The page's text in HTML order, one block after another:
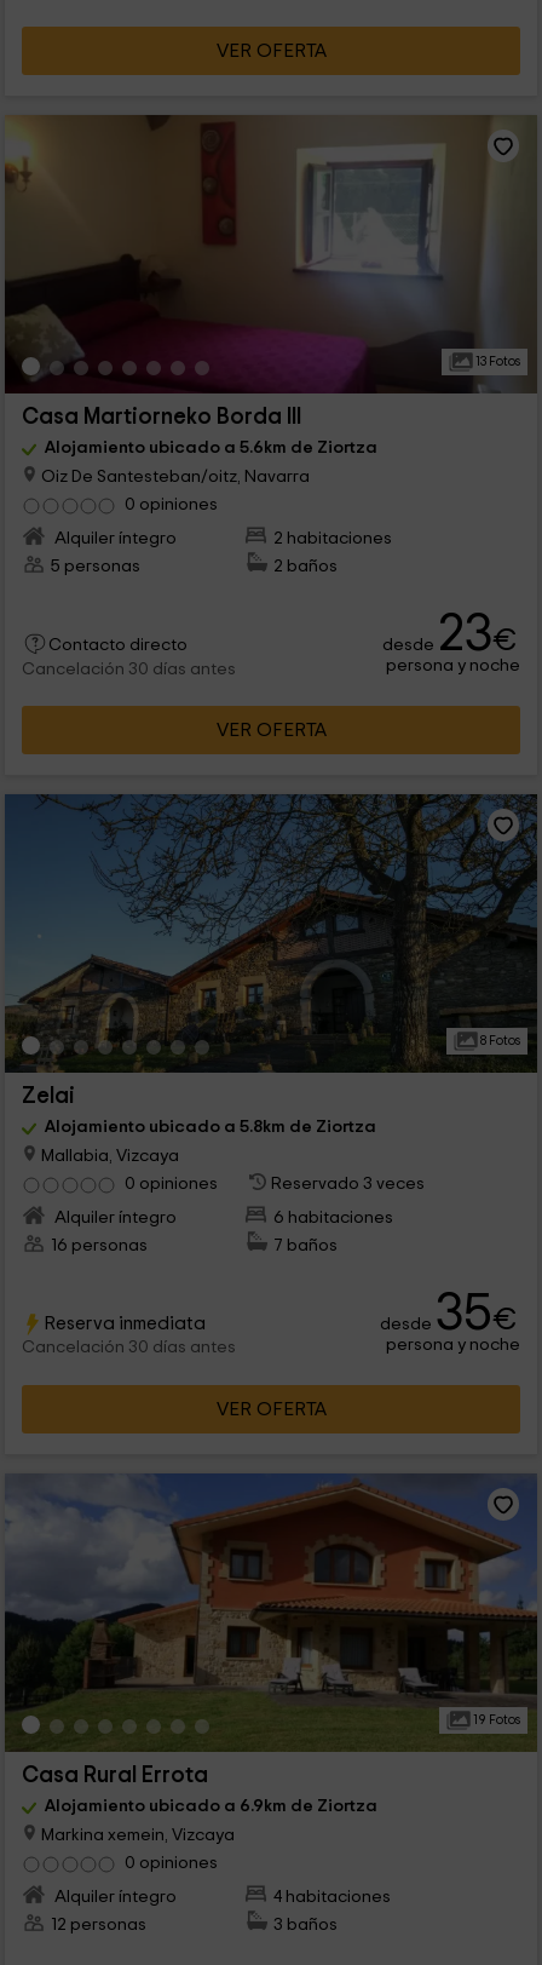
VER OFERTA
13 Fotos
Casa Martiorneko Borda III
Alojamiento ubicado a 5.6km de Ziortza
Oiz De Santesteban/oitz, Navarra
0 opiniones
Alquiler íntegro
2 habitaciones
5 personas
2 baños
Contacto directo
Cancelación 30 días antes
desde 23€
persona y noche
VER OFERTA
8 Fotos
Zelai
Alojamiento ubicado a 5.8km de Ziortza
Mallabia, Vizcaya
0 opiniones
Reservado 3 veces
Alquiler íntegro
6 habitaciones
16 personas
7 baños
Reserva inmediata
Cancelación 30 días antes
desde 35€
persona y noche
VER OFERTA
19 Fotos
Casa Rural Errota
Alojamiento ubicado a 6.9km de Ziortza
Markina xemein, Vizcaya
0 opiniones
Alquiler íntegro
4 habitaciones
12 personas
3 baños